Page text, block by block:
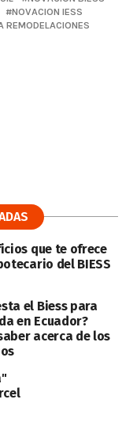
NOVACION IESS
REMODELACIONES
que te ofrece
del BIESS
el Biess para
en Ecuador?
acerca de los